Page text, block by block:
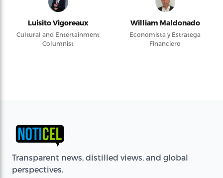
Luisito Vigoreaux
Cultural and Entertainment
Columnist
William Maldonado
Economista y Estratega
Financiero
Transparent news, distilled views, and global
perspectives.